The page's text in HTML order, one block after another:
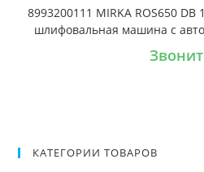
8993200111 MIRKA ROS650
шлифовальная машина с
КАТЕГОРИИ ТОВАРОВ